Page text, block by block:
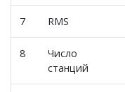
7 RMS
8
Число
станций